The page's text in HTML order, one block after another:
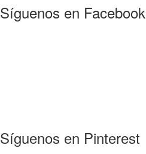
Síguenos en Facebook
Síguenos en Pinterest